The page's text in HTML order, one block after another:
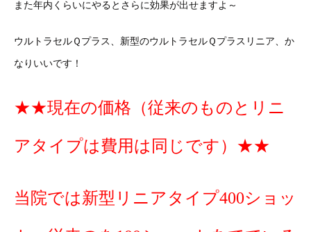
また年内くらいにやるとさらに効果が出せますよ～
ウルトラセルＱプラス、新型のウルトラセルＱプラスリニア、か
なりいいです！
★★現在の価格（従来のものとリニ
アタイプは費用は同じです）★★
当院では新型リニアタイプ400ショッ